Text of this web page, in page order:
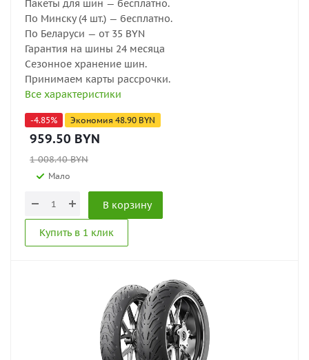
Пакеты для шин — бесплатно.
По Минску (4 шт.) — бесплатно.
По Беларуси — от 35 BYN
Гарантия на шины 24 месяца
Сезонное хранение шин.
Принимаем карты рассрочки.
Все характеристики
-4.85% Экономия 48.90 BYN
959.50 BYN
1 008.40BYN
Мало
В корзину
Купить в 1 клик